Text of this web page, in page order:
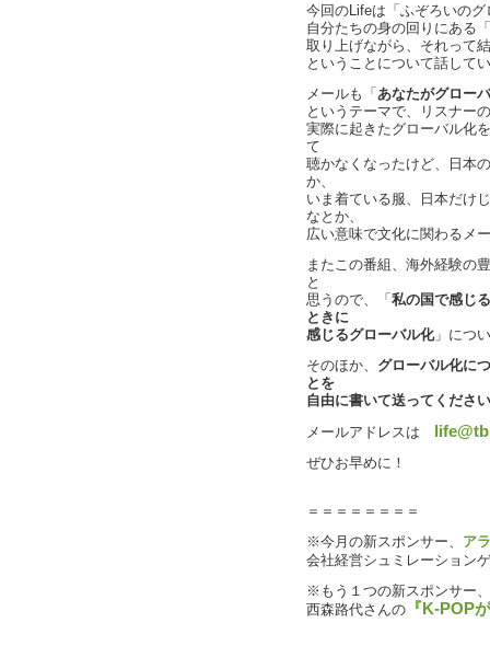
今回のLifeは「ふぞろいの
自分たちの身の回りにある
取り上げながら、それって
ということについて話して
メールも「 あなたがグロー
というテーマで、リスナー
実際に起きたグローバル化
て
聴かなくなったけど、日本
か、
いま着ている服、日本だけ
なとか、
広い意味で文化に関わるメ
またこの番組、海外経験の
と
思うので、「 私の国で感じ
ときに
感じるグローバル化」につ
そのほか、 グローバル化に
とを
自由に書いて送ってください
メールアドレスは
ぜひお早めに！
＝＝＝＝＝＝＝＝
※今月の新スポンサー、 ア
会社経営シュミレーション
※もう１つの新スポンサー
西森路代さんの
『K-POP